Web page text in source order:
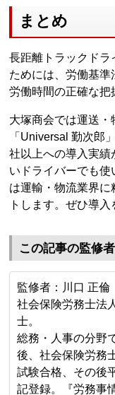
まとめ
長距離トラックドラ
ためには、労働基準
労働時間の正確な把
大塚商会では運送・
「Universal 勤次郎
社以上への導入実績
いドライバーでも使
は運輸・物流業界
トします。ぜひ導入
この記事の監修者
監修者：川口 正倫
社会保険労務士法
士。
総務・人事の分野
後、社会保険労務
試験合格、その後
記登録。『労務事